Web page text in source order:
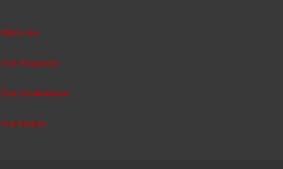
Malta orai
Orai Hurgadoje
Orai Juodkalnijoje
Orai Kretoje